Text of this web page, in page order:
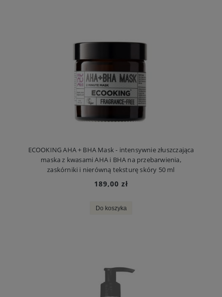
ECOOKING AHA + BHA Mask - intensywnie złuszczająca
maska z kwasami AHA i BHA na przebarwienia,
zaskórniki i nierówną teksturę skóry 50 ml
189,00 zł
Do koszyka